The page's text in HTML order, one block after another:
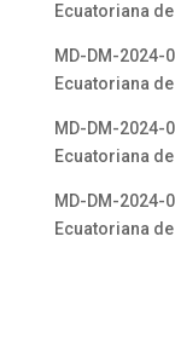
Ecuatoriana
MD-DM-2024-
Ecuatoriana de
MD-DM-2024-
Ecuatoriana
MD-DM-2024-
Ecuatoriana